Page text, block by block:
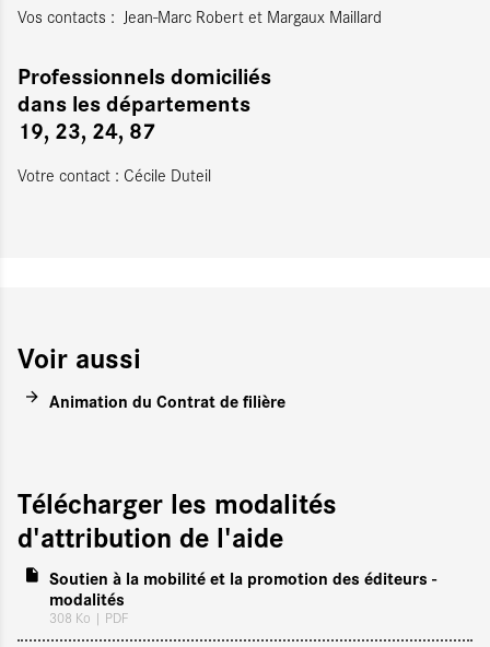
Vos contacts : Jean-Marc Robert et Margaux Maillard
Professionnels domiciliés
dans les départements
19, 23, 24, 87
Votre contact : Cécile Duteil
Voir aussi
Animation du Contrat de filière
Télécharger les modalités
d'attribution de l'aide
Soutien à la mobilité et la promotion des éditeurs -
modalités
308 Ko | PDF